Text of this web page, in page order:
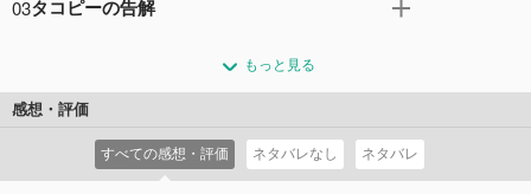
せが止んだ。仲直りの第一歩かもと喜ぶタコピーだった
にまりなが現れる。それは、しずかをどん底に陥れるため
のまりなの計画の始まりだった。
コメント185件
03タコピーの告解
タコピー。ハッピーカメラも壊れ、焦るタコピーだった
が、とびきりの笑顔で喜ぶしずかを見て、ひとまず状況を
に来た東が、地面に横たわるまりなに気づいてしま
う……。
もっと見る
感想・評価
すべての感想・評価 ネタバレなし ネタバレ